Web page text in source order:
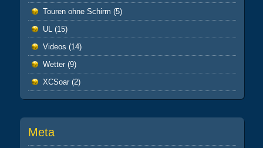
Touren ohne Schirm (5)
UL
(15)
Videos (14)
Wetter(9)
XCSoar(2)
Meta